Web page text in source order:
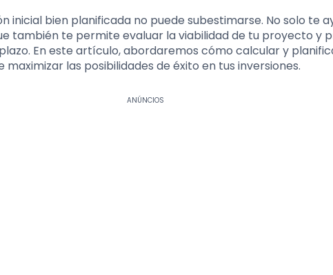
inicial bien planificada no puede subestimarse. No solo te
también te permite evaluar la viabilidad de tu proyecto y
En este artículo, abordaremos cómo calcular y
las posibilidades de éxito en tus inversiones.
ANÚNCIOS